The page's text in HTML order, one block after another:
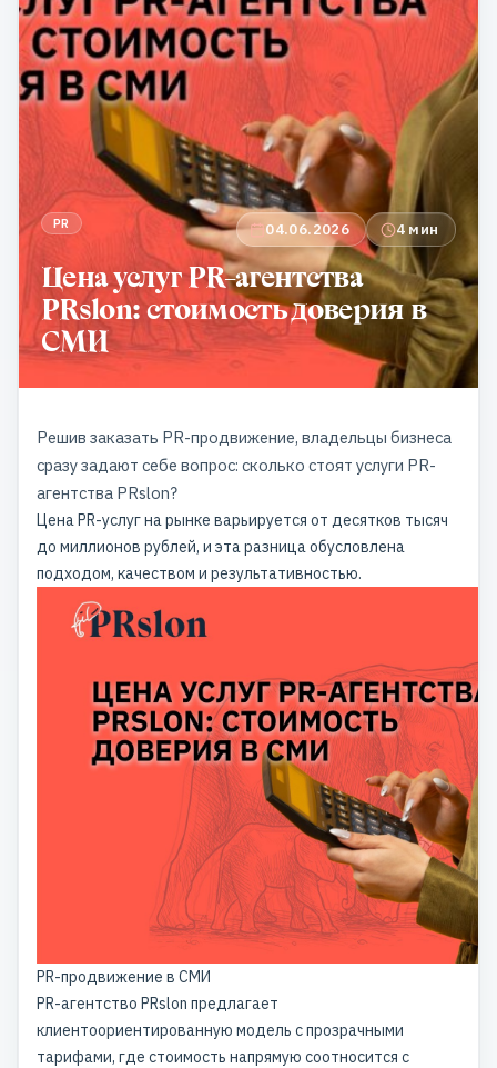
PR 04.06.2026 4 мин
Цена услуг PR-агентства
PRslon: стоимость доверия в
СМИ
Решив заказать PR-продвижение, владельцы бизнеса
сразу задают себе вопрос: сколько стоят услуги PR-
агентства PRslon?
Цена PR-услуг на рынке варьируется от десятков тысяч
до миллионов рублей, и эта разница обусловлена
подходом, качеством и результативностью.
PR-продвижение в СМИ
PR-агентство PRslon предлагает
клиентоориентированную модель с прозрачными
тарифами, где стоимость напрямую соотносится с